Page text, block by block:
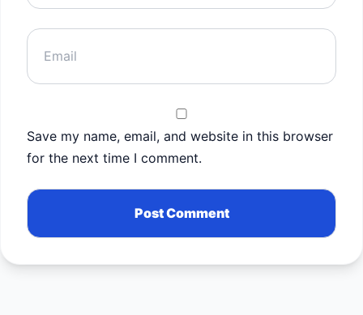
Save my name, email, and website in this browser
for the next time I comment.